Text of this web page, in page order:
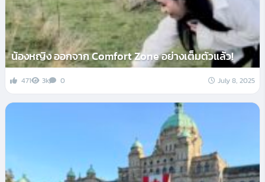
น้องหญิง ออกจาก Comfort Zone อย่างเต็มตัวแล้ว!
471 3k 0 July 8, 2025